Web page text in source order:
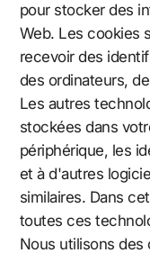
pour stocker des
Web. Les cookies
recevoir des
des ordinateurs,
Les autres
stockées dans
périphérique, les
et à d'autres
similaires. Dans
toutes ces
Nous utilisons